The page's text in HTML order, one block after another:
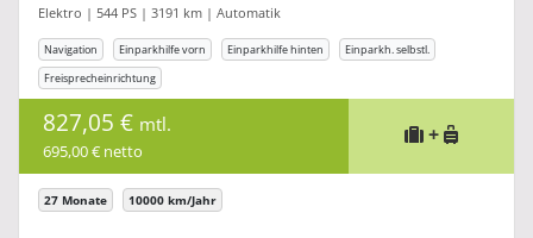
Elektro | 544 PS | 3191 km | Automatik
Navigation Einparkhilfe vorn Einparkhilfe hinten
Einparkh. selbstl.
Freisprecheinrichtung
827,05 € mtl.
695,00 € netto
+
27 Monate 10000 km/Jahr